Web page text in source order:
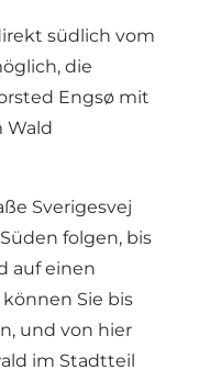
südlich vom
die
Engsø mit
Wald
Sverigesvej
folgen, bis
auf einen
Sie bis
und von hier
im Stadtteil